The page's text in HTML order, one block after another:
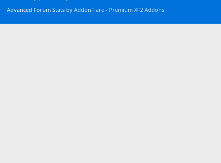
Advanced Forum Stats by AddonFlare - Premium XF2 Addons